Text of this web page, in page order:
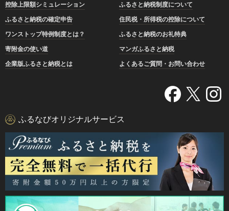
控除上限額シミュレーション
ふるさと納税制度について
ふるさと納税の確定申告
住民税・所得税の控除について
ワンストップ特例制度とは？
ふるさと納税のお礼特典
寄附金の使い道
マンガふるさと納税
企業版ふるさと納税とは
よくあるご質問・お問い合わせ
ふるなびオリジナルサービス